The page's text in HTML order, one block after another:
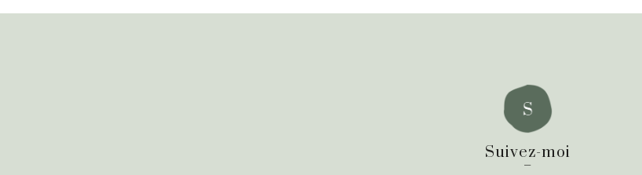
Suivez-moi
_